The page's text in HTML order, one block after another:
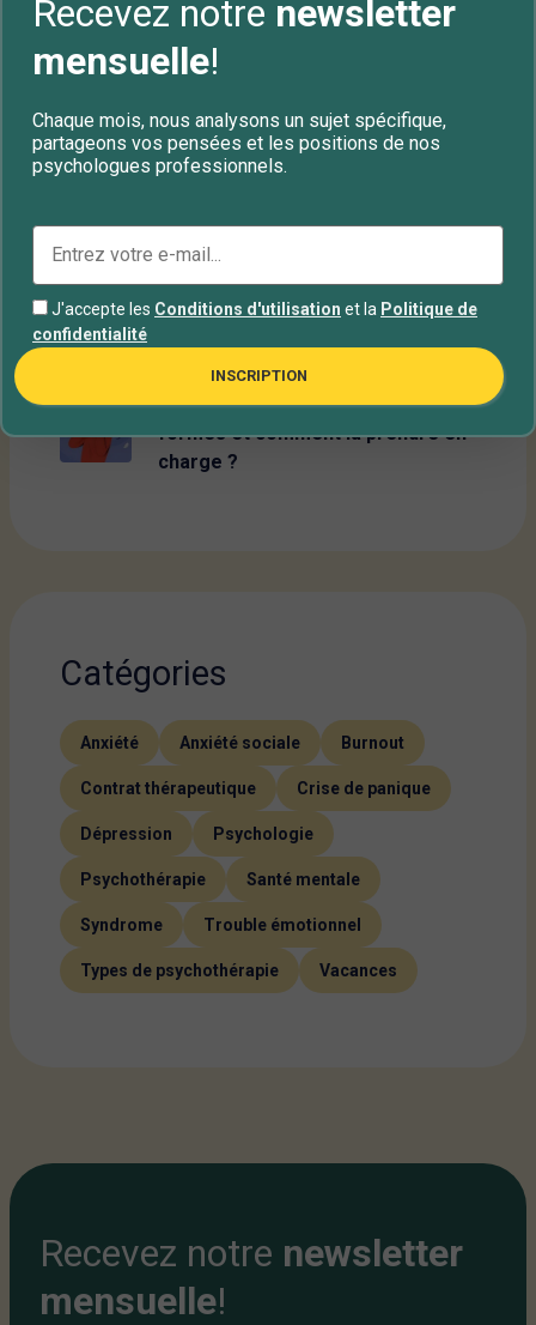
Prévention, prise en charge et
traitement
Le burn out | Syndrome
d’épuisement professionnel
Gestion
L’Approche Centrée sur la
Psychothérapie
L’anxiété : quelles sont ses
formes et comment la prendre en
charge ?
Catégories
Anxiété Anxiété sociale Burnout
Contrat thérapeutique Crise de panique
Dépression Psychologie
Psychothérapie Santé mentale
Syndrome Trouble émotionnel
Types de psychothérapie Vacances
Recevez notre newsletter
mensuelle!
Recevez notre newsletter
mensuelle!
Chaque mois, nous analysons un sujet spécifique,
partageons vos pensées et les positions de nos
psychologues professionnels.
J'accepte les Conditions d'utilisation et la Politique de
confidentialité
INSCRIPTION